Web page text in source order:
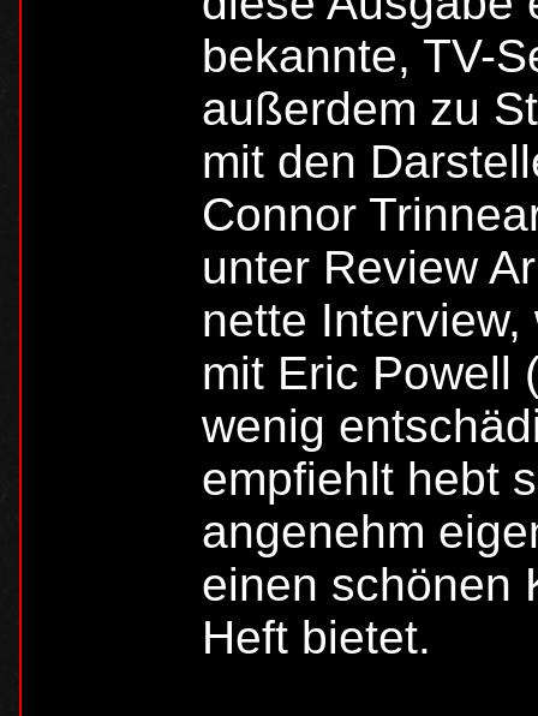
bekannte, TV-
außerdem zu
mit den
Connor
unter Review
nette
mit Eric Powell
wenig
empfiehlt hebt
angenehm
einen schönen
Heft bietet.